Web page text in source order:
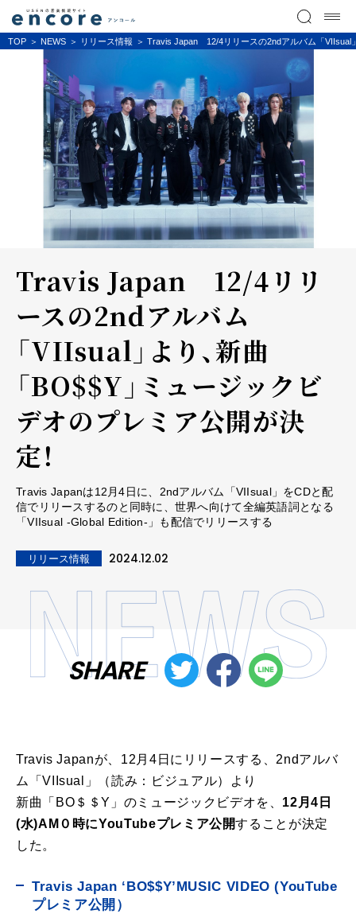
TOP NEWS リリース情報 Travis Japan 12/4リリースの2ndアルバム「VIIsual
Travis Japan 12/4リリ
ースの2ndアルバム
「VIIsual」より、新曲
「BO$$Y」ミュージックビ
デオのプレミア公開が決
定！
Travis Japanは12月4日に、2ndアルバム「VIIsual」をCDと配
信でリリースするのと同時に、世界へ向けて全編英語詞となる
「VIIsual -Global Edition-」も配信でリリースする
リリース情報 2024.12.02
SHARE
Travis Japanが、12月4日にリリースする、2ndアルバ
ム「VIIsual」（読み：ビジュアル）より
新曲「BO＄＄Y」のミュージックビデオを、 12月4日
(水)AM０時にYouTubeプレミア公開することが決定
した。
Travis Japan ‘BO$$Y’MUSIC VIDEO (YouTube
プレミア公開）